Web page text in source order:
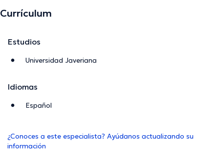
Currículum
Estudios
Universidad Javeriana
Idiomas
Español
¿Conoces a este especialista? Ayúdanos actualizando su
información